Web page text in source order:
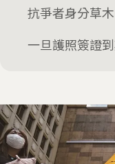
抗爭者身分草
一旦護照簽證